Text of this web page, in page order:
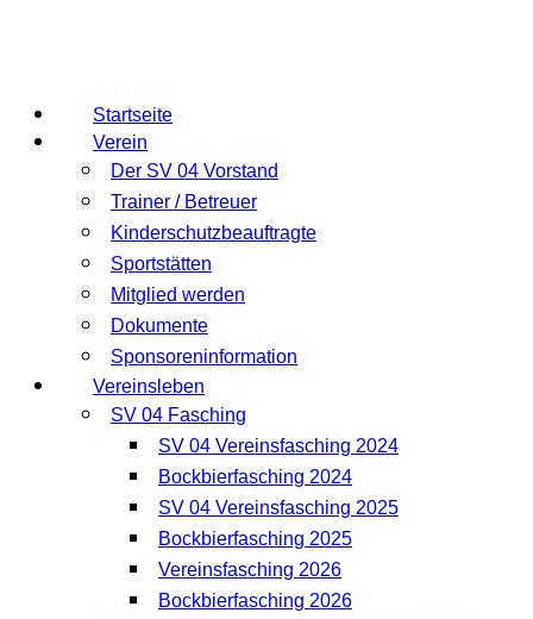
Startseite
Verein
Der SV 04 Vorstand
Trainer / Betreuer
Kinderschutzbeauftragte
Sportstätten
Mitglied werden
Dokumente
Sponsoreninformation
Vereinsleben
SV 04 Fasching
SV 04 Vereinsfasching 2024
Bockbierfasching 2024
SV 04 Vereinsfasching 2025
Bockbierfasching 2025
Vereinsfasching 2026
Bockbierfasching 2026